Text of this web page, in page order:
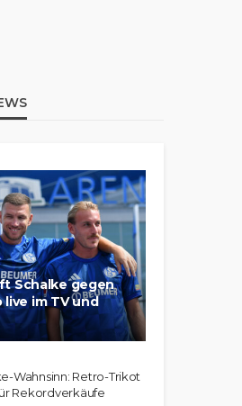
Schalke gegen
im TV und
Wahnsinn: Retro-Trikot
Rekordverkäufe